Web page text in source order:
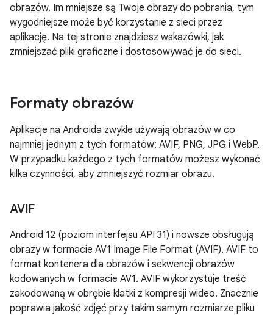
obrazów. Im mniejsze są Twoje obrazy do pobrania, tym
wygodniejsze może być korzystanie z sieci przez
aplikację. Na tej stronie znajdziesz wskazówki, jak
zmniejszać pliki graficzne i dostosowywać je do sieci.
Formaty obrazów
Aplikacje na Androida zwykle używają obrazów w co
najmniej jednym z tych formatów: AVIF, PNG, JPG i WebP.
W przypadku każdego z tych formatów możesz wykonać
kilka czynności, aby zmniejszyć rozmiar obrazu.
AVIF
Android 12 (poziom interfejsu API 31) i nowsze obsługują
obrazy w formacie AV1 Image File Format (AVIF). AVIF to
format kontenera dla obrazów i sekwencji obrazów
kodowanych w formacie AV1. AVIF wykorzystuje treść
zakodowaną w obrębie klatki z kompresji wideo. Znacznie
poprawia jakość zdjęć przy takim samym rozmiarze pliku